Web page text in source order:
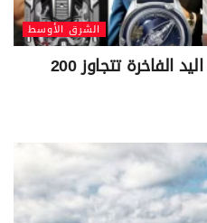
الشرق الأوسط
ثروة محمد صلاح من ساعات اليد الفاخرة تتجاوز 200